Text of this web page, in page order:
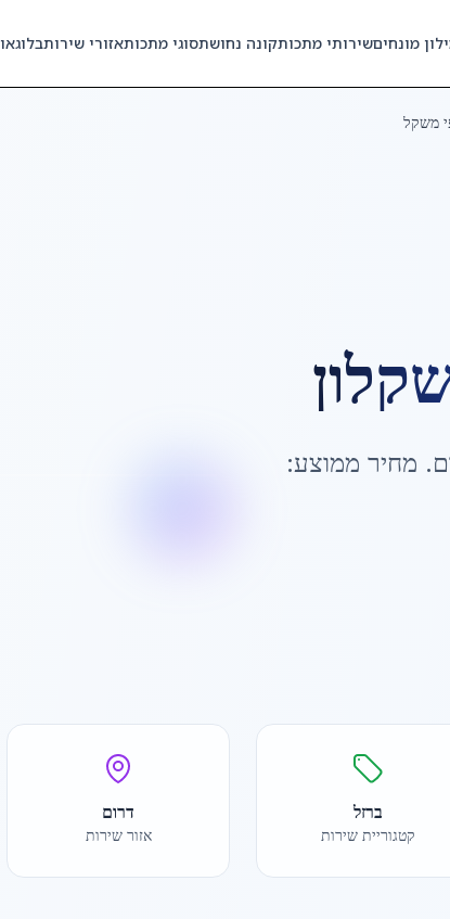
מונחיםשירותי מתכותקונה נחושתסוגי מתכותאזורי שירותבלוג
משקל
. מחיר ממוצע:
ברזל
קטגוריית שירות
דרום
אזור שירות